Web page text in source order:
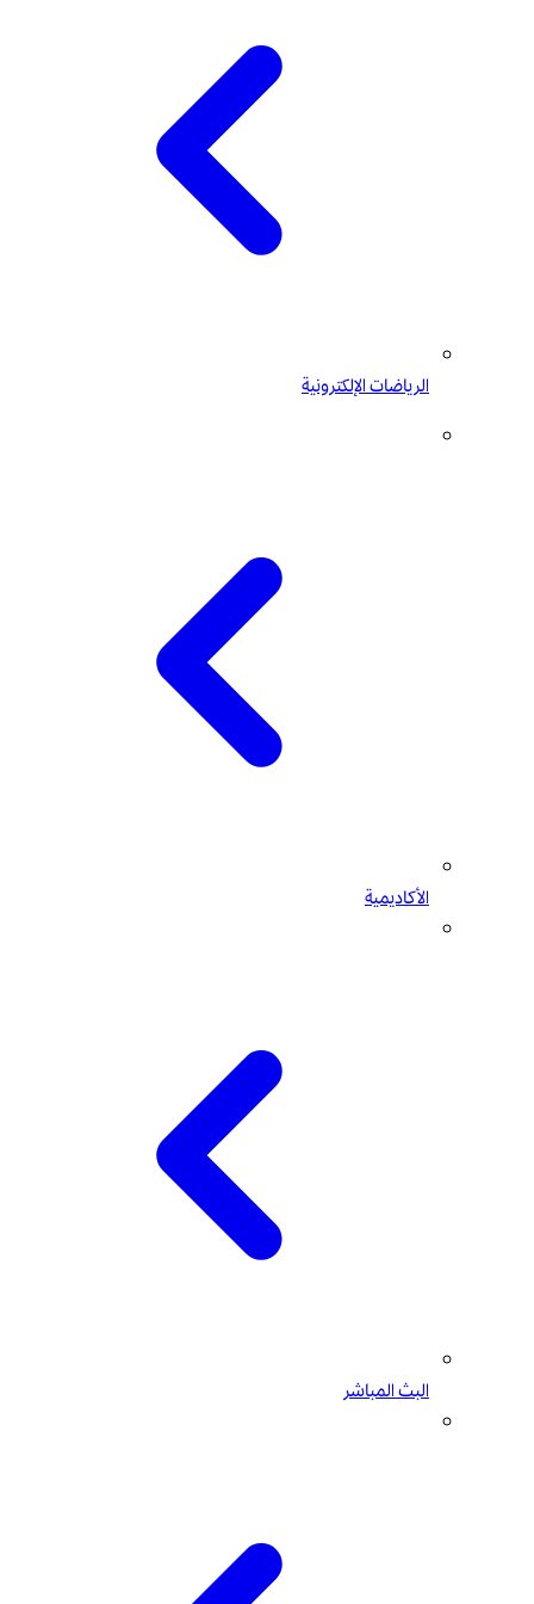
الرياضات الإلكترونية
الأكاديمية
البث المباشر